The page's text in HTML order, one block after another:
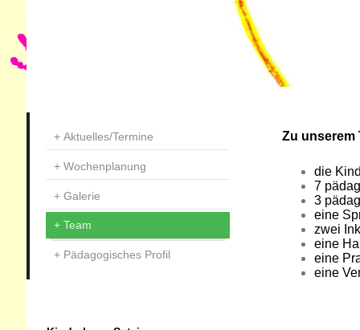
Zu unserem
die
7
3
eine
zwei
eine
eine
eine
Aktuelles/Termine
Wochenplanung
Galerie
Team
Pädagogisches Profil